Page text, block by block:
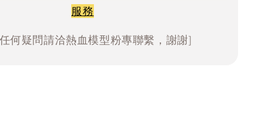
服務
何疑問請洽熱血模型粉專聯繫，謝謝]